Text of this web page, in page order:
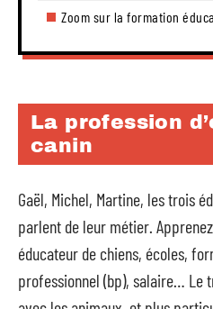
Zoom sur la formation
La profession
canin
Gaël, Michel, Martine, les trois
parlent de leur métier.
éducateur de chiens, écoles,
professionnel (bp), salaire…